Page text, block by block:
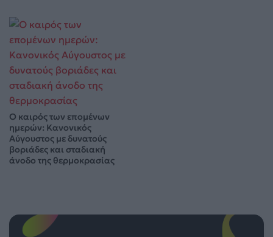
Ο καιρός των επομένων
ημερών: Κανονικός
Αύγουστος με δυνατούς
βοριάδες και σταδιακή
άνοδο της θερμοκρασίας